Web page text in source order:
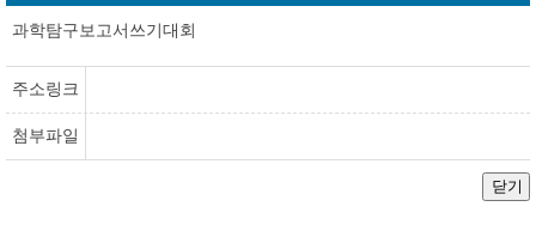
과학탐구보고서쓰기대회
주소링크
첨부파일